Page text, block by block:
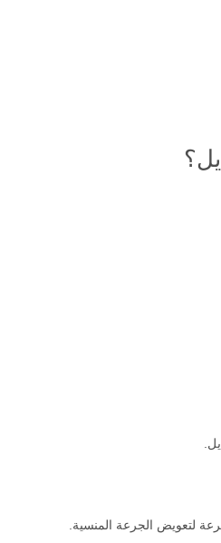
لتعويض الجرعة المنسية.